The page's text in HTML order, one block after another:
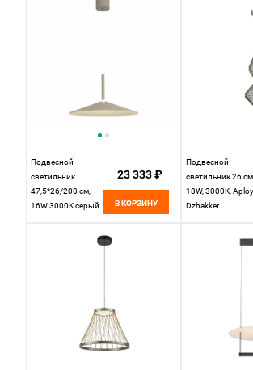
Подвесной
светильник
47,5*26/200 см,
16W 3000K серый
23 333 ₽
В КОРЗИНУ
Подвесной
светильник 26 см,
18W, 3000K,
Dzhakket